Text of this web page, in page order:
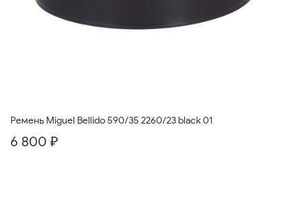
Ремень Miguel Bellido 590/35 2260/23 black 01
6 800 ₽